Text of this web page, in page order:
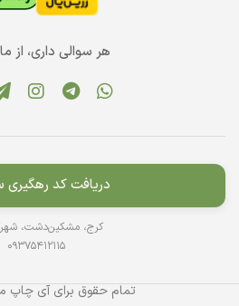
هر سوالی داری، از
دریافت کد
کرج، مشکین‌دشت،
09375412115
تمام حقوق برای آی